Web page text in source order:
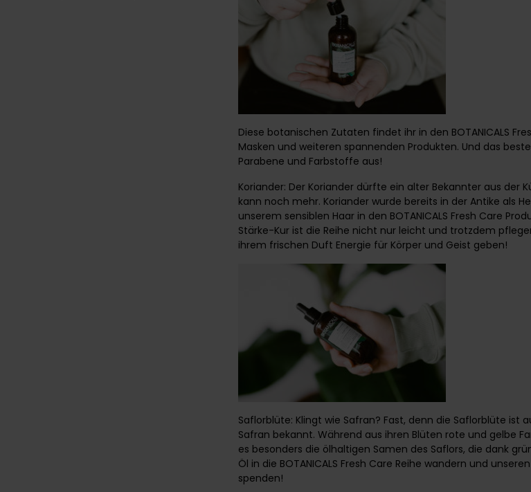
Diese botanischen Zutaten findet ihr in den BOTANICALS
Masken und weiteren spannenden Produkten. Und das
Parabene und Farbstoffe aus!
Koriander: Der Koriander dürfte ein alter Bekannter aus der
kann noch mehr. Koriander wurde bereits in der Antike als
unserem sensiblen Haar in den BOTANICALS Fresh Care
Stärke-Kur ist die Reihe nicht nur leicht und trotzdem
ihrem frischen Duft Energie für Körper und Geist geben!
Saflorblüte: Klingt wie Safran? Fast, denn die Saflorblüte ist
Safran bekannt. Während aus ihren Blüten rote und gelbe
es besonders die ölhaltigen Samen des Saflors, die dank
Öl in die BOTANICALS Fresh Care Reihe wandern und
spenden!